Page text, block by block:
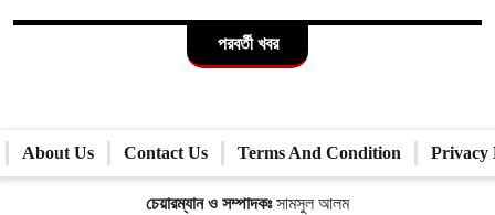
পরবর্তী খবর
About Us Contact Us Terms And Condition Privacy
চেয়ারম্যান ও সম্পাদকঃসামসুল আলম